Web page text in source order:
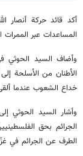
أكد قائد حركة أنصار
المساعدات عبر الممرات
وأضاف السيد الحوثي
الأطنان من الأسلحة
خداع الشعوب عندما
وأشار السيد الحوثي
الجرائم بحق
الطرف عن الجرائم في